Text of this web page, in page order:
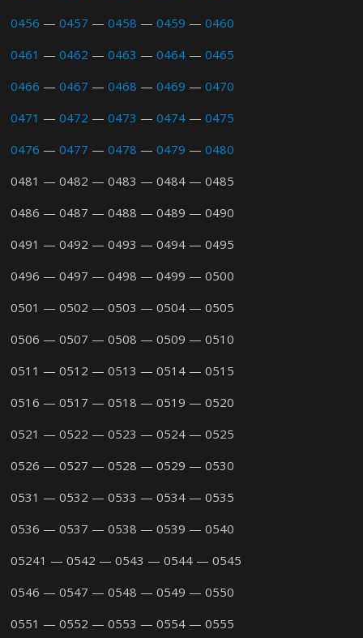
0456 —0457 —0458 —0459 —0460
0461 —0462 —0463 —0464 —0465
0466 —0467 —0468 —0469 —0470
0471 —0472 —0473 —0474 —0475
0476 —0477 —0478 —0479 —0480
0481 — 0482 — 0483 — 0484 — 0485
0486 — 0487 — 0488 — 0489 — 0490
0491 — 0492 — 0493 — 0494 — 0495
0496 — 0497 — 0498 — 0499 — 0500
0501 — 0502 — 0503 — 0504 — 0505
0506 — 0507 — 0508 — 0509 — 0510
0511 — 0512 — 0513 — 0514 — 0515
0516 — 0517 — 0518 — 0519 — 0520
0521 — 0522 — 0523 — 0524 — 0525
0526 — 0527 — 0528 — 0529 — 0530
0531 — 0532 — 0533 — 0534 — 0535
0536 — 0537 — 0538 — 0539 — 0540
05241 — 0542 — 0543 — 0544 — 0545
0546 — 0547 — 0548 — 0549 — 0550
0551 — 0552 — 0553 — 0554 — 0555